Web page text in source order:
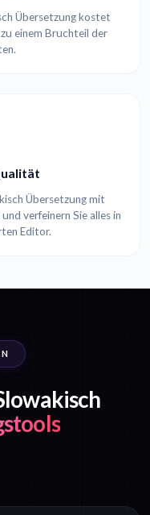
Übersetzung kostet
einem Bruchteil der
Übersetzung mit
verfeinern Sie alles in
Editor.